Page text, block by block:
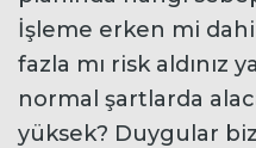
İşleme erken mi
fazla mı risk aldınız
normal şartlarda
yüksek? Duygular